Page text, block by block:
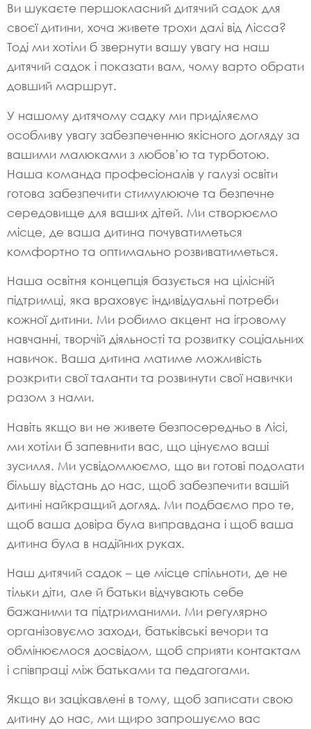
Ви шукаєте першокласний дитячий садок для
своєї дитини, хоча живете трохи далі від Лісса?
Тоді ми хотіли б звернути вашу увагу на наш
дитячий садок і показати вам, чому варто обрати
довший маршрут.
У нашому дитячому садку ми приділяємо
особливу увагу забезпеченню якісного догляду за
вашими малюками з любов’ю та турботою.
Наша команда професіоналів у галузі освіти
готова забезпечити стимулююче та безпечне
середовище для ваших дітей. Ми створюємо
місце, де ваша дитина почуватиметься
комфортно та оптимально розвиватиметься.
Наша освітня концепція базується на цілісній
підтримці, яка враховує індивідуальні потреби
кожної дитини. Ми робимо акцент на ігровому
навчанні, творчій діяльності та розвитку соціальних
навичок. Ваша дитина матиме можливість
розкрити свої таланти та розвинути свої навички
разом з нами.
Навіть якщо ви не живете безпосередньо в Лісі,
ми хотіли б запевнити вас, що цінуємо ваші
зусилля. Ми усвідомлюємо, що ви готові подолати
більшу відстань до нас, щоб забезпечити вашій
дитині найкращий догляд. Ми подбаємо про те,
щоб ваша довіра була виправдана і щоб ваша
дитина була в надійних руках.
Наш дитячий садок – це місце спільноти, де не
тільки діти, але й батьки відчувають себе
бажаними та підтриманими. Ми регулярно
організовуємо заходи, батьківські вечори та
обмінюємося досвідом, щоб сприяти контактам
і співпраці між батьками та педагогами.
Якщо ви зацікавлені в тому, щоб записати свою
дитину до нас, ми щиро запрошуємо вас